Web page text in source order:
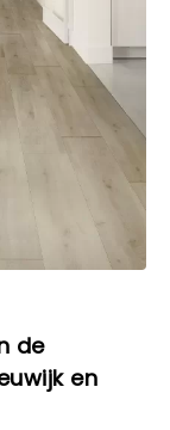
de
en